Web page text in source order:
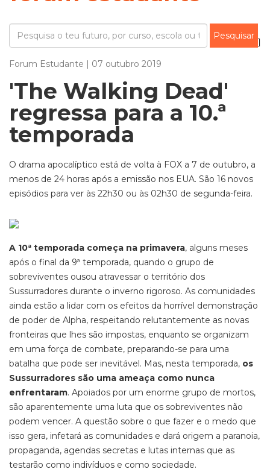
Forum Estudante | 07 outubro 2019
'The Walking Dead'
regressa para a 10.ª
temporada
O drama apocalíptico está de volta à FOX a 7 de outubro, a
menos de 24 horas após a emissão nos EUA. São 16 novos
episódios para ver às 22h30 ou às 02h30 de segunda-feira.
A 10ª temporada começa na primavera, alguns meses
após o final da 9ª temporada, quando o grupo de
sobreviventes ousou atravessar o território dos
Sussurradores durante o inverno rigoroso. As comunidades
ainda estão a lidar com os efeitos da horrível demonstração
de poder de Alpha, respeitando relutantemente as novas
fronteiras que lhes são impostas, enquanto se organizam
em uma força de combate, preparando-se para uma
batalha que pode ser inevitável. Mas, nesta temporada, os
Sussurradores são uma ameaça como nunca
enfrentaram. Apoiados por um enorme grupo de mortos,
são aparentemente uma luta que os sobreviventes não
podem vencer. A questão sobre o que fazer e o medo que
isso gera, infetará as comunidades e dará origem a paranoia,
propaganda, agendas secretas e lutas internas que as
testarão como indivíduos e como sociedade.